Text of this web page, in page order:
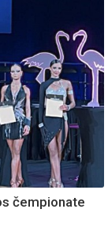
čempionate